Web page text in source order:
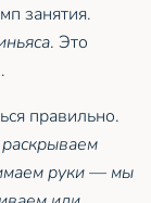
занятия.
. Это
правильно.
руки — мы